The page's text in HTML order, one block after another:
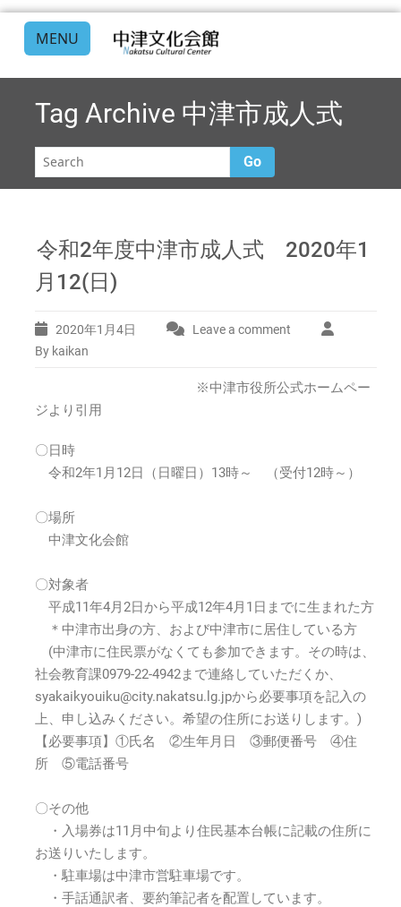
MENU
Tag Archive 中津市成人式
Go
令和2年度中津市成人式 2020年1
月12(日)
2020年1月4日
Leave a comment
By kaikan
※中津市役所公式ホームペー
ジより引用
〇日時
令和2年1月12日（日曜日）13時～ （受付12時～）
〇場所
中津文化会館
〇対象者
平成11年4月2日から平成12年4月1日までに生まれた方
＊中津市出身の方、および中津市に居住している方
(中津市に住民票がなくても参加できます。その時は、
社会教育課0979-22-4942まで連絡していただくか、
syakaikyouiku@city.nakatsu.lg.jpから必要事項を記入の
上、申し込みください。希望の住所にお送りします。)
【必要事項】①氏名 ②生年月日 ③郵便番号 ④住
所 ⑤電話番号
〇その他
・入場券は11月中旬より住民基本台帳に記載の住所に
お送りいたします。
・駐車場は中津市営駐車場です。
・手話通訳者、要約筆記者を配置しています。